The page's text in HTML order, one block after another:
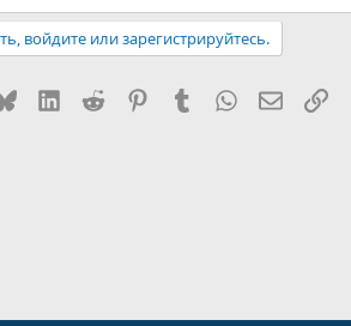
войдите или зарегистрируйтесь.
BlueskyLinkedIn
Reddit PinterestTumblr WhatsApp